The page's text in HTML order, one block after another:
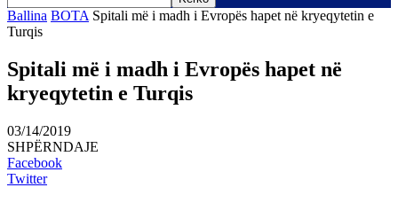
Ballina BOTA Spitali më i madh i Evropës hapet në kryeqytetin e
Turqis
Spitali më i madh i Evropës hapet në
kryeqytetin e Turqis
03/14/2019
SHPËRNDAJE
Facebook
Twitter